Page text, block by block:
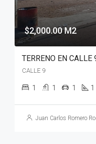
$2,000.00 M2
TERRENO EN CALLE
CALLE 9
1 1 1 1
Juan Carlos Romero